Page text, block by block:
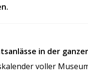
in der
voller